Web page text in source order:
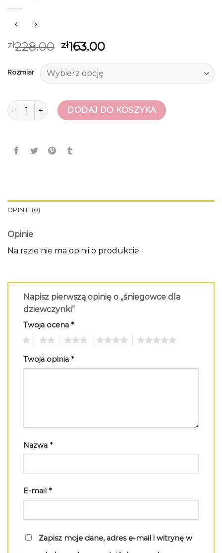
zł228.00 zł163.00
Rozmiar
ilość śniegowce dla dziewczynki
DODAJ DO KOSZYKA
OPINIE (0)
Opinie
Na razie nie ma opinii o produkcie.
Napisz pierwszą opinię o „śniegowce dla
dziewczynki”
Twoja ocena *
Twoja opinia *
Nazwa *
E-mail *
Zapisz moje dane, adres e-mail i witrynę w